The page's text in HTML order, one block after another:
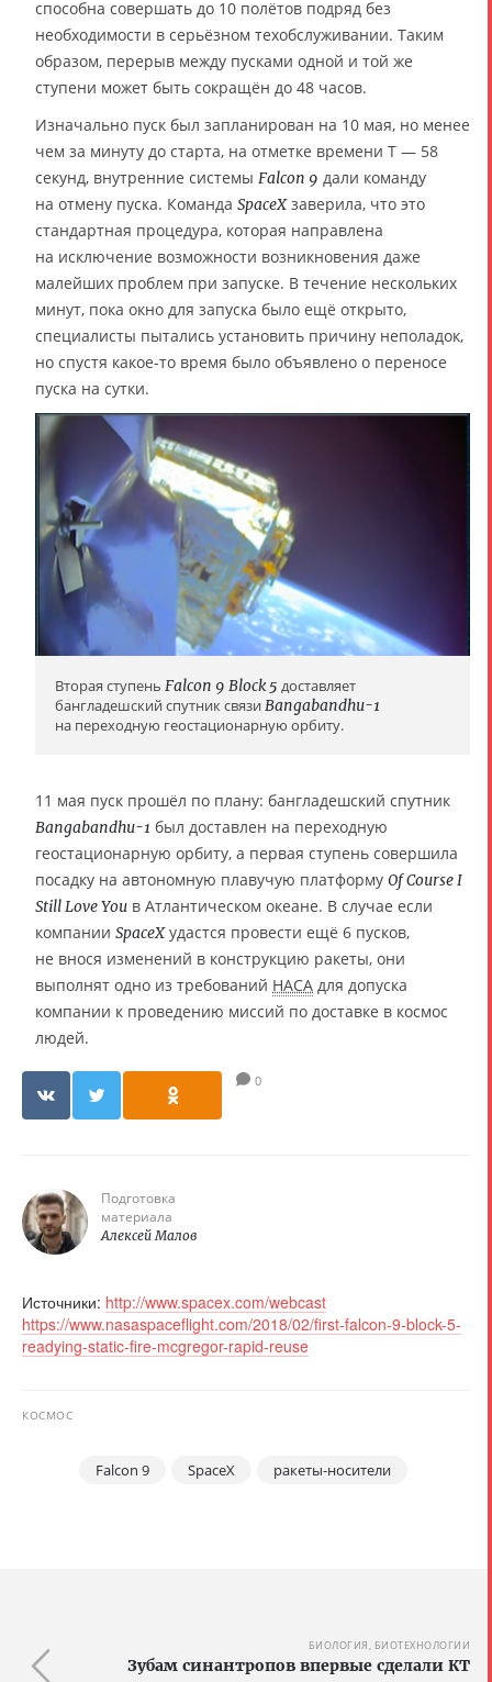
способна совершать до 10 полётов подряд без
необходимости в серьёзном техобслуживании. Таким
образом, перерыв между пусками одной и той же
ступени может быть сокращён до 48 часов.
Изначально пуск был запланирован на 10 мая, но менее
чем за минуту до старта, на отметке времени Т — 58
секунд, внутренние системы Falcon 9 дали команду
на отмену пуска. Команда SpaceXзаверила, что это
стандартная процедура, которая направлена
на исключение возможности возникновения даже
малейших проблем при запуске. В течение нескольких
минут, пока окно для запуска было ещё открыто,
специалисты пытались установить причину неполадок,
но спустя какое-то время было объявлено о переносе
пуска на сутки.
Вторая ступень Falcon 9 Block 5 доставляет
бангладешский спутник связи Bangabandhu-1
на переходную геостационарную орбиту.
11 мая пуск прошёл по плану: бангладешский спутник
Bangabandhu-1 был доставлен на переходную
геостационарную орбиту, а первая ступень совершила
посадку на автономную плавучую платформу Of Course I
Still Love You в Атлантическом океане. В случае если
компании SpaceXудастся провести ещё 6 пусков,
не внося изменений в конструкцию ракеты, они
выполнят одно из требований НАСА для допуска
компании к проведению миссий по доставке в космос
людей.
0
Подготовка
материала
Алексей Малов
Источники: http://www.spacex.com/webcast
https://www.nasaspaceflight.com/2018/02/first-falcon-9-block-5-
readying-static-fire-mcgregor-rapid-reuse
КОСМОС
Falcon 9 SpaceX ракеты-носители
БИОЛОГИЯ, БИОТЕХНОЛОГИИ
Зубам синантропов впервые сделали КТ